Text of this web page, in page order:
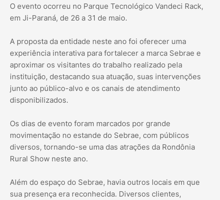
O evento ocorreu no Parque Tecnológico Vandeci Rack,
em Ji-Paraná, de 26 a 31 de maio.
A proposta da entidade neste ano foi oferecer uma
experiência interativa para fortalecer a marca Sebrae e
aproximar os visitantes do trabalho realizado pela
instituição, destacando sua atuação, suas intervenções
junto ao público-alvo e os canais de atendimento
disponibilizados.
Os dias de evento foram marcados por grande
movimentação no estande do Sebrae, com públicos
diversos, tornando-se uma das atrações da Rondônia
Rural Show neste ano.
Além do espaço do Sebrae, havia outros locais em que
sua presença era reconhecida. Diversos clientes,